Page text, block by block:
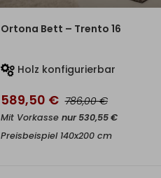
Ortona Bett – Trento 16
Holz konfigurierbar
589,50 € 786,00€
Mit Vorkasse nur530,55€
Preisbeispiel 140x200 cm